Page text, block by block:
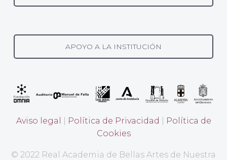
APOYO A LA INSTITUCIÓN
Aviso legal Política de Privacidad
Política de
Cookies
© 2022 Real Academia de Bellas Artes de Nuestra